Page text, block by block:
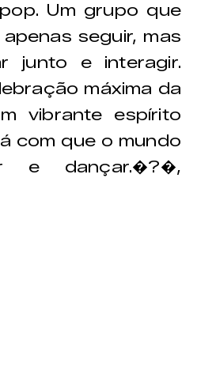
Um grupo que
seguir, mas
junto e interagir.
máxima da
vibrante espírito
com que o mundo
e dançar.�?�,